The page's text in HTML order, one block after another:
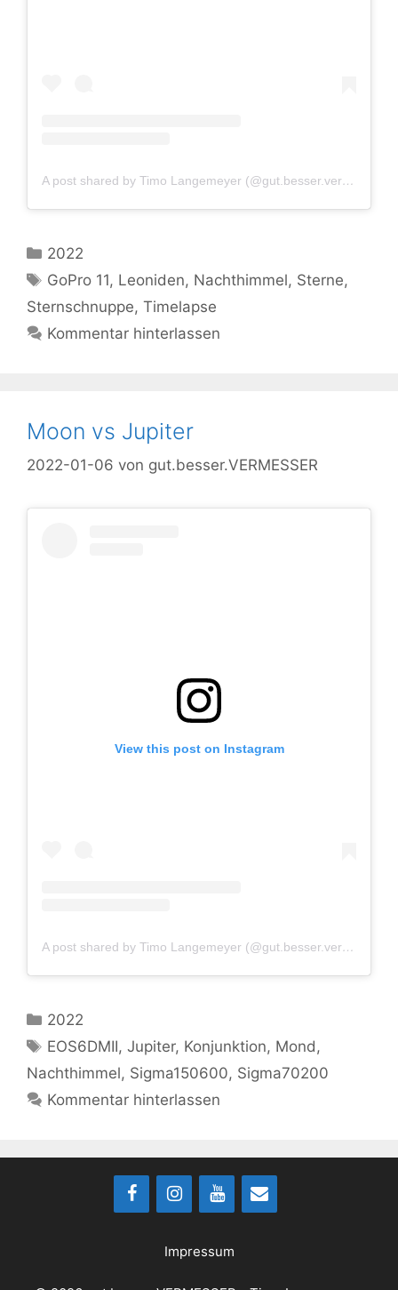
A post shared by Timo Langemeyer (@gut.besser.vermesser)
Kategorien
2022
Schlagwörter
GoPro 11, Leoniden, Nachthimmel, Sterne,
Sternschnuppe, Timelapse
Kommentar hinterlassen
Moon vs Jupiter
2022-01-06 von gut.besser.VERMESSER
View this post on Instagram
A post shared by Timo Langemeyer (@gut.besser.vermesser)
Kategorien
2022
Schlagwörter
EOS6DMII,Jupiter, Konjunktion, Mond ,
Nachthimmel, Sigma150600, Sigma70200
Kommentar hinterlassen
Impressum